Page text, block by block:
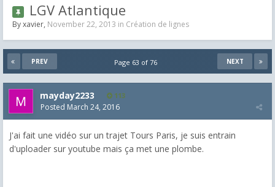
LGV Atlantique
Byxavier, November 22, 2013 in Création de lignes
PREV NEXT
Page 63 of 76
mayday2233 113
Posted March 24, 2016
J'ai fait une vidéo sur un trajet Tours Paris, je suis entrain
d'uploader sur youtube mais ça met une plombe.